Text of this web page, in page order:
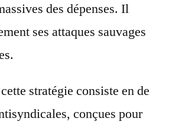
des dépenses. Il
ses attaques sauvages
stratégie consiste en de
conçues pour